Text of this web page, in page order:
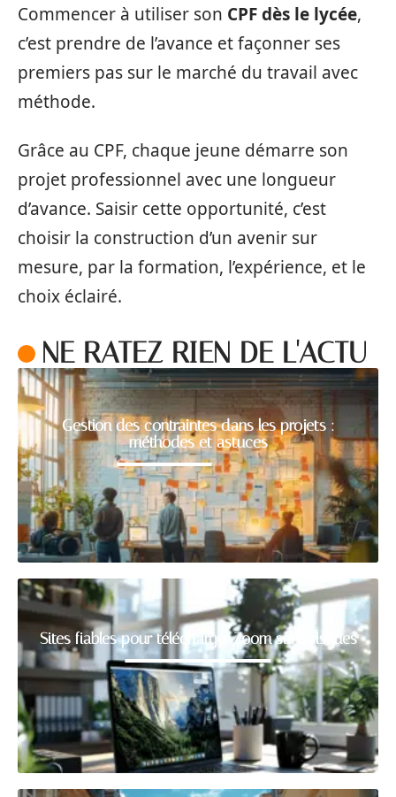
Commencer à utiliser son CPF dès le lycée,
c’est prendre de l’avance et façonner ses
premiers pas sur le marché du travail avec
méthode.
Grâce au CPF, chaque jeune démarre son
projet professionnel avec une longueur
d’avance. Saisir cette opportunité, c’est
choisir la construction d’un avenir sur
mesure, par la formation, l’expérience, et le
choix éclairé.
NE RATEZ RIEN DE L'ACTU
Gestion des contraintes dans les projets :
méthodes et astuces
Sites fiables pour télécharger Zoom sans risques